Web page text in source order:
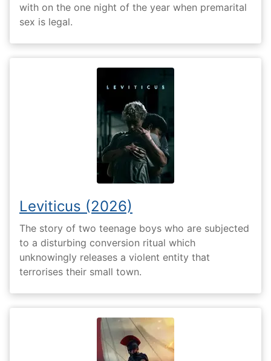
with on the one night of the year when premarital
sex is legal.
Leviticus (2026)
The story of two teenage boys who are subjected
to a disturbing conversion ritual which
unknowingly releases a violent entity that
terrorises their small town.